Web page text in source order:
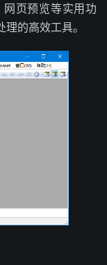
页预览等实用功
的高效工具。